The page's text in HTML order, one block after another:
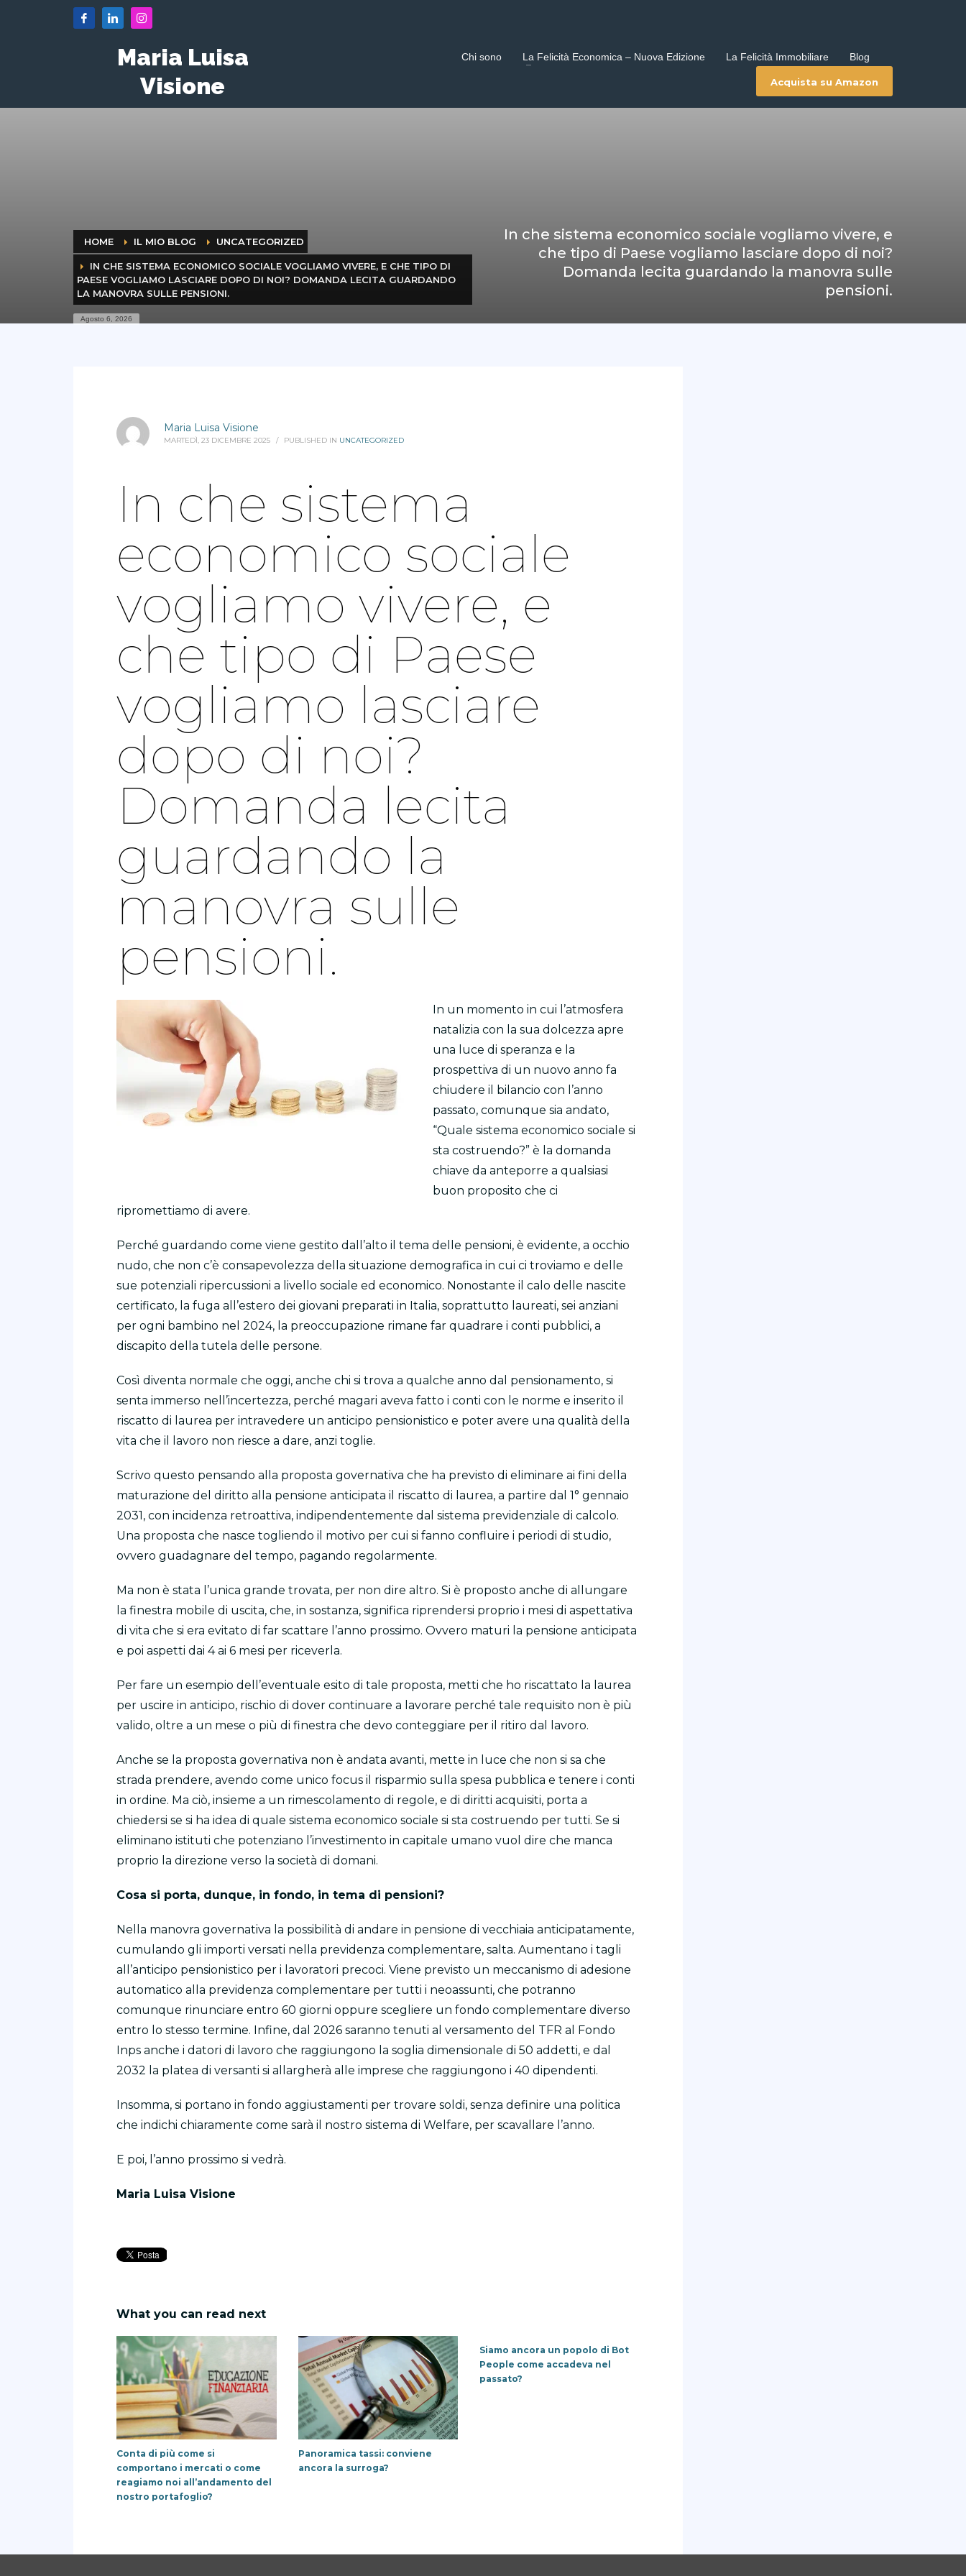
Maria Luisa
Visione
Chi sono La Felicità Economica – Nuova Edizione La Felicità Immobiliare Blog
Acquista su Amazon
HOME IL MIO BLOG UNCATEGORIZED
IN CHE SISTEMA ECONOMICO SOCIALE VOGLIAMO VIVERE, E CHE TIPO DI
PAESE VOGLIAMO LASCIARE DOPO DI NOI? DOMANDA LECITA GUARDANDO
LA MANOVRA SULLE PENSIONI.
Agosto 6, 2026
In che sistema economico sociale vogliamo vivere, e
che tipo di Paese vogliamo lasciare dopo di noi?
Domanda lecita guardando la manovra sulle
pensioni.
Maria Luisa Visione
MARTEDÌ, 23 DICEMBRE 2025 / PUBLISHED IN UNCATEGORIZED
In che sistema
economico sociale
vogliamo vivere, e
che tipo di Paese
vogliamo lasciare
dopo di noi?
Domanda lecita
guardando la
manovra sulle
pensioni.
In un momento in cui l’atmosfera
natalizia con la sua dolcezza apre
una luce di speranza e la
prospettiva di un nuovo anno fa
chiudere il bilancio con l’anno
passato, comunque sia andato,
“Quale sistema economico sociale si
sta costruendo?” è la domanda
chiave da anteporre a qualsiasi
buon proposito che ci
ripromettiamo di avere.
Perché guardando come viene gestito dall’alto il tema delle pensioni, è evidente, a occhio
nudo, che non c’è consapevolezza della situazione demografica in cui ci troviamo e delle
sue potenziali ripercussioni a livello sociale ed economico. Nonostante il calo delle nascite
certificato, la fuga all’estero dei giovani preparati in Italia, soprattutto laureati, sei anziani
per ogni bambino nel 2024, la preoccupazione rimane far quadrare i conti pubblici, a
discapito della tutela delle persone.
Così diventa normale che oggi, anche chi si trova a qualche anno dal pensionamento, si
senta immerso nell’incertezza, perché magari aveva fatto i conti con le norme e inserito il
riscatto di laurea per intravedere un anticipo pensionistico e poter avere una qualità della
vita che il lavoro non riesce a dare, anzi toglie.
Scrivo questo pensando alla proposta governativa che ha previsto di eliminare ai fini della
maturazione del diritto alla pensione anticipata il riscatto di laurea, a partire dal 1° gennaio
2031, con incidenza retroattiva, indipendentemente dal sistema previdenziale di calcolo.
Una proposta che nasce togliendo il motivo per cui si fanno confluire i periodi di studio,
ovvero guadagnare del tempo, pagando regolarmente.
Ma non è stata l’unica grande trovata, per non dire altro. Si è proposto anche di allungare
la finestra mobile di uscita, che, in sostanza, significa riprendersi proprio i mesi di aspettativa
di vita che si era evitato di far scattare l’anno prossimo. Ovvero maturi la pensione anticipata
e poi aspetti dai 4 ai 6 mesi per riceverla.
Per fare un esempio dell’eventuale esito di tale proposta, metti che ho riscattato la laurea
per uscire in anticipo, rischio di dover continuare a lavorare perché tale requisito non è più
valido, oltre a un mese o più di finestra che devo conteggiare per il ritiro dal lavoro.
Anche se la proposta governativa non è andata avanti, mette in luce che non si sa che
strada prendere, avendo come unico focus il risparmio sulla spesa pubblica e tenere i conti
in ordine. Ma ciò, insieme a un rimescolamento di regole, e di diritti acquisiti, porta a
chiedersi se si ha idea di quale sistema economico sociale si sta costruendo per tutti. Se si
eliminano istituti che potenziano l’investimento in capitale umano vuol dire che manca
proprio la direzione verso la società di domani.
Cosa si porta, dunque, in fondo, in tema di pensioni?
Nella manovra governativa la possibilità di andare in pensione di vecchiaia anticipatamente,
cumulando gli importi versati nella previdenza complementare, salta. Aumentano i tagli
all’anticipo pensionistico per i lavoratori precoci. Viene previsto un meccanismo di adesione
automatico alla previdenza complementare per tutti i neoassunti, che potranno
comunque rinunciare entro 60 giorni oppure scegliere un fondo complementare diverso
entro lo stesso termine. Infine, dal 2026 saranno tenuti al versamento del TFR al Fondo
Inps anche i datori di lavoro che raggiungono la soglia dimensionale di 50 addetti, e dal
2032 la platea di versanti si allargherà alle imprese che raggiungono i 40 dipendenti.
Insomma, si portano in fondo aggiustamenti per trovare soldi, senza definire una politica
che indichi chiaramente come sarà il nostro sistema di Welfare, per scavallare l’anno.
E poi, l’anno prossimo si vedrà.
Maria Luisa Visione
What you can read next
Conta di più come si
comportano i mercati o come
reagiamo noi all’andamento del
nostro portafoglio?
Panoramica tassi: conviene
ancora la surroga?
Siamo ancora un popolo di Bot
People come accadeva nel
passato?